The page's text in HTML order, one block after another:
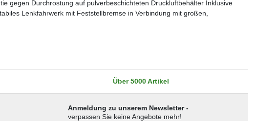
gegen Durchrostung auf pulverbeschichteten Druckluftbehälter Inklusive
Lenkfahrwerk mit Feststellbremse in Verbindung mit großen,
Über 5000 Artikel
Anmeldung zu unserem Newsletter -
verpassen Sie keine Angebote mehr!